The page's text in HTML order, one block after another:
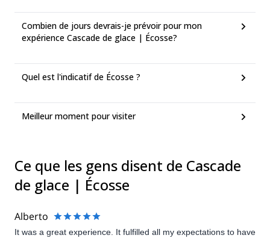
Combien de jours devrais-je prévoir pour mon
expérience Cascade de glace | Écosse?
Quel est l'indicatif de Écosse ?
Meilleur moment pour visiter
Ce que les gens disent de Cascade
de glace | Écosse
Alberto
It was a great experience. It fulfilled all my expectations to have